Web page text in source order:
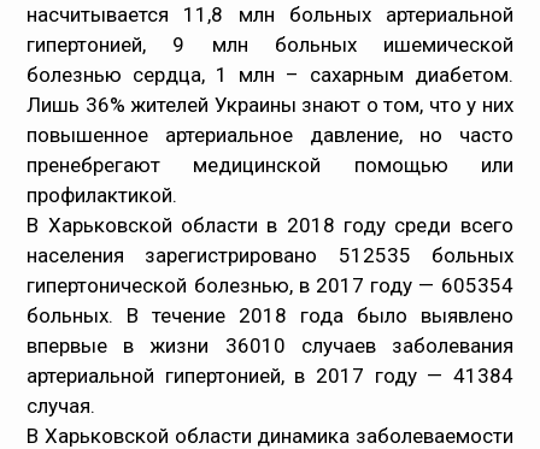
насчитывается 11,8 млн больных артериальной
гипертонией, 9 млн больных ишемической
болезнью сердца, 1 млн – сахарным диабетом.
Лишь 36% жителей Украины знают о том, что у них
повышенное артериальное давление, но часто
пренебрегают медицинской помощью или
профилактикой.
В Харьковской области в 2018 году среди всего
населения зарегистрировано 512535 больных
гипертонической болезнью, в 2017 году — 605354
больных. В течение 2018 года было выявлено
впервые в жизни 36010 случаев заболевания
артериальной гипертонией, в 2017 году — 41384
случая.
В Харьковской области динамика заболеваемости